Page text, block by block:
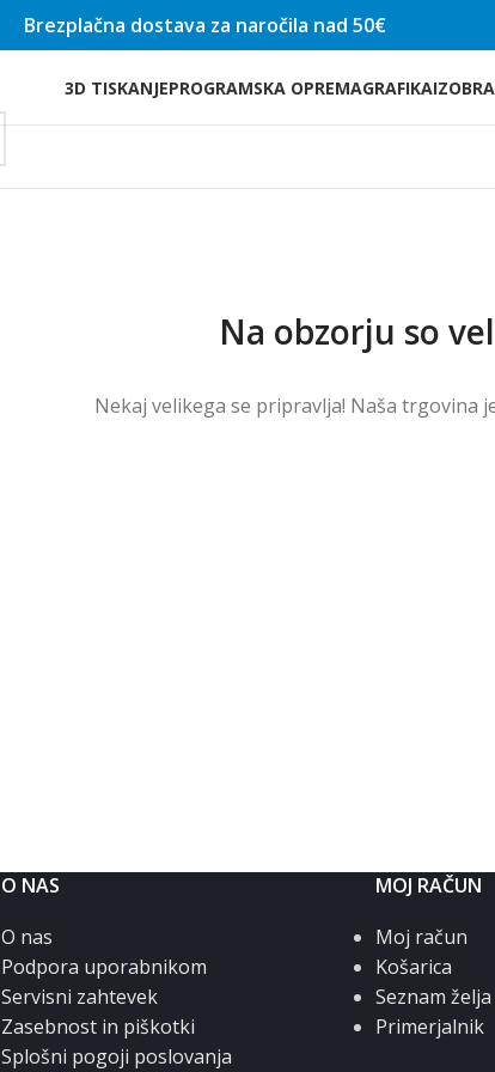
Brezplačna dostava za naročila nad 50€
3D TISKANJEPROGRAMSKA OPREMAGRAFIKA
Na obzorju so
Nekaj ​​velikega se pripravlja! Naša trgovina
O NAS
O nas
Podpora uporabnikom
Servisni zahtevek
Zasebnost in piškotki
Splošni pogoji poslovanja
MOJ RAČUN
Moj račun
Košarica
Seznam želja
Primerjalnik